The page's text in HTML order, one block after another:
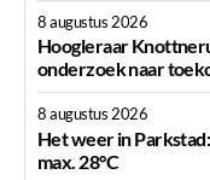
8 augustus 2026
Hoogleraar
onderzoek naar
8 augustus 2026
Het weer in
max. 28°C